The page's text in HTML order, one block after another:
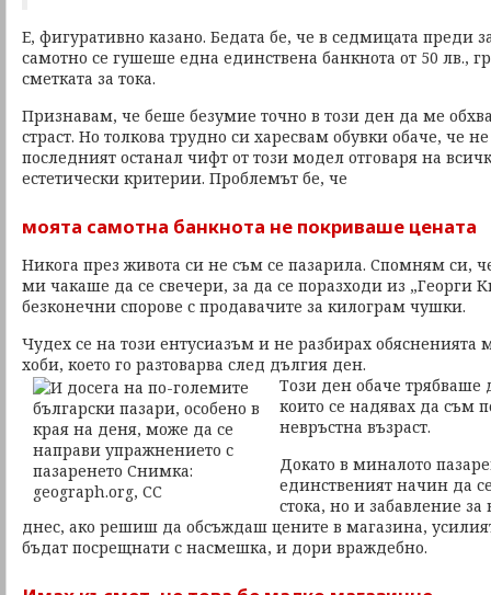
Е, фигуративно казано. Бедата бе, че в седмицата преди
самотно се гушеше една единствена банкнота от 50 лв.,
сметката за тока.
Признавам, че беше безумие точно в този ден да ме
страст. Но толкова трудно си харесвам обувки обаче, че
последният останал чифт от този модел отговаря на
естетически критерии. Проблемът бе, че
моята самотна банкнота не покриваше цената
Никога през живота си не съм се пазарила. Спомням си,
ми чакаше да се свечери, за да се поразходи из „Георги
безконечни спорове с продавачите за килограм чушки.
Чудех се на този ентусиазъм и не разбирах обясненията
хоби, което го разтоварва след дългия ден.
Този ден обаче
които се надявах да съм
невръстна възраст.
Докато в миналото
единственият начин да
стока, но и забавление
днес, ако решиш да обсъждаш цените в магазина,
бъдат посрещнати с насмешка, и дори враждебно.